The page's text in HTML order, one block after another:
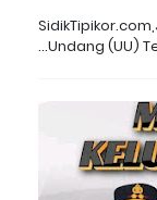
Undang (UU)